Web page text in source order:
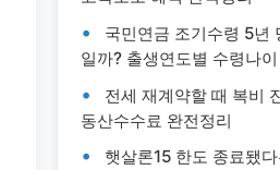
국민연금 조기수령 5년
일까? 출생연도별 수령나
전세 재계약할 때 복비
동산수수료 완전정리
햇살론15 한도 종료됐